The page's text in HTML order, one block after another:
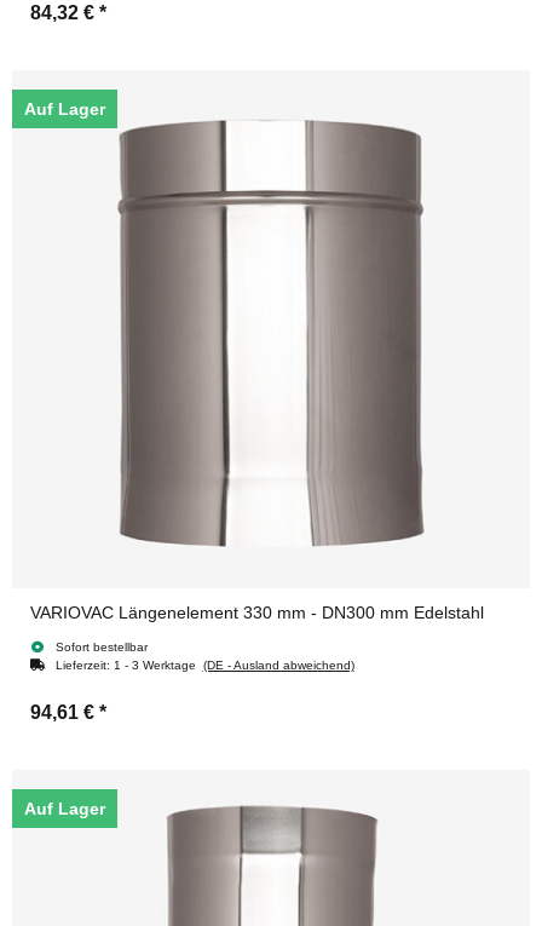
84,32 € *
Auf Lager
VARIOVAC Längenelement 330 mm - DN300 mm Edelstahl
Sofort bestellbar
Lieferzeit: 1 - 3 Werktage (DE - Ausland abweichend)
94,61 € *
Auf Lager